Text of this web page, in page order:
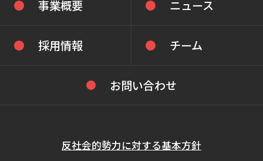
事業概要 ニュース
採用情報 チーム
お問い合わせ
反社会的勢力に対する基本方針